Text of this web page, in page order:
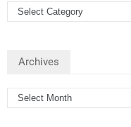
Archives